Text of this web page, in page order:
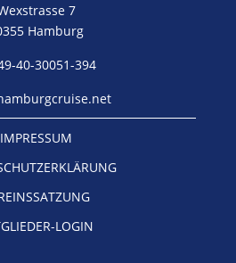
7
Hamburg
40-30051-394
IMPRESSUM
LOGIN